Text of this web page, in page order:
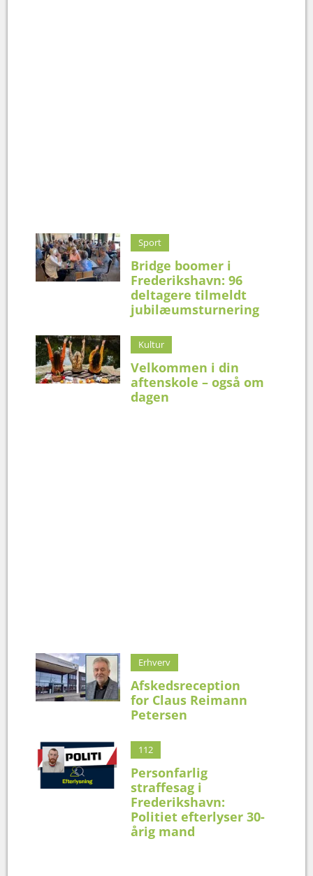
Sport
Bridge boomer i
Frederikshavn: 96
deltagere tilmeldt
jubilæumsturnering
Kultur
Velkommen i din
aftenskole – også om
dagen
Erhverv
Afskedsreception
for Claus Reimann
Petersen
112
Personfarlig
straffesag i
Frederikshavn:
Politiet efterlyser 30-
årig mand